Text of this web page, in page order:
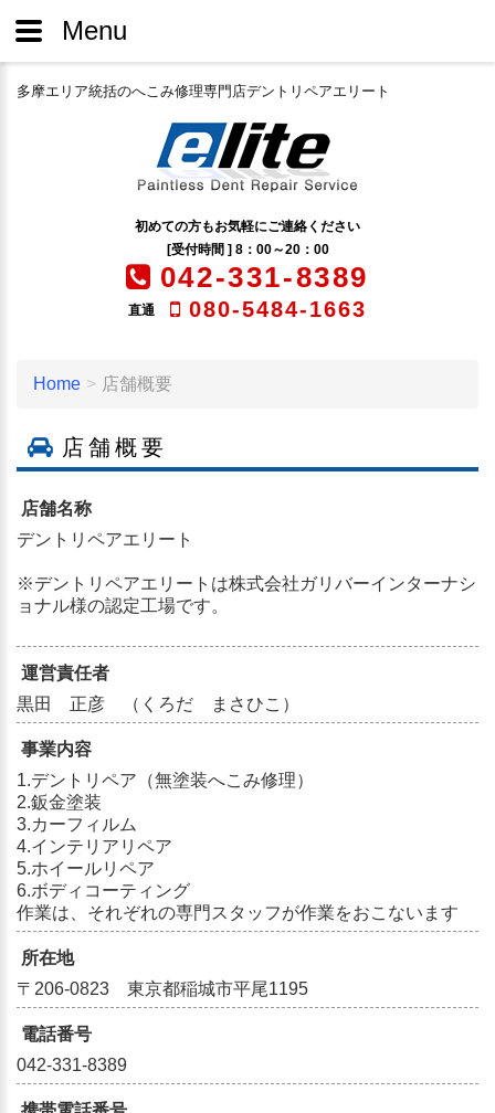
多摩エリア統括のへこみ修理専門店デントリペアエリート
初めての方もお気軽にご連絡ください
[受付時間 ] 8：00～20：00
042-331-8389
直通 080-5484-1663
Home 店舗概要
店舗概要
店舗名称
デントリペアエリート
※デントリペアエリートは株式会社ガリバーインターナシ
ョナル様の認定工場です。
運営責任者
黒田 正彦 （くろだ まさひこ）
事業内容
1.デントリペア（無塗装へこみ修理）
2.鈑金塗装
3.カーフィルム
4.インテリアリペア
5.ホイールリペア
6.ボディコーティング
作業は、それぞれの専門スタッフが作業をおこないます
所在地
〒206-0823 東京都稲城市平尾1195
電話番号
042-331-8389
Menu